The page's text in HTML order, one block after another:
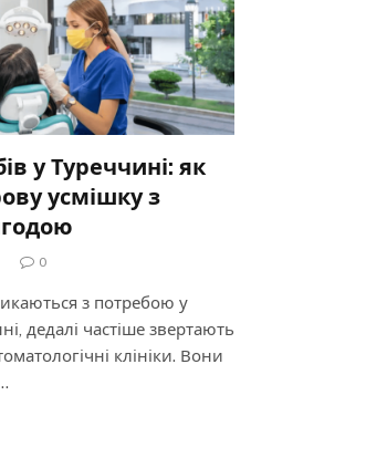
у Туреччині: як
усмішку з
0
з потребою у
дедалі частіше звертають
клініки. Вони